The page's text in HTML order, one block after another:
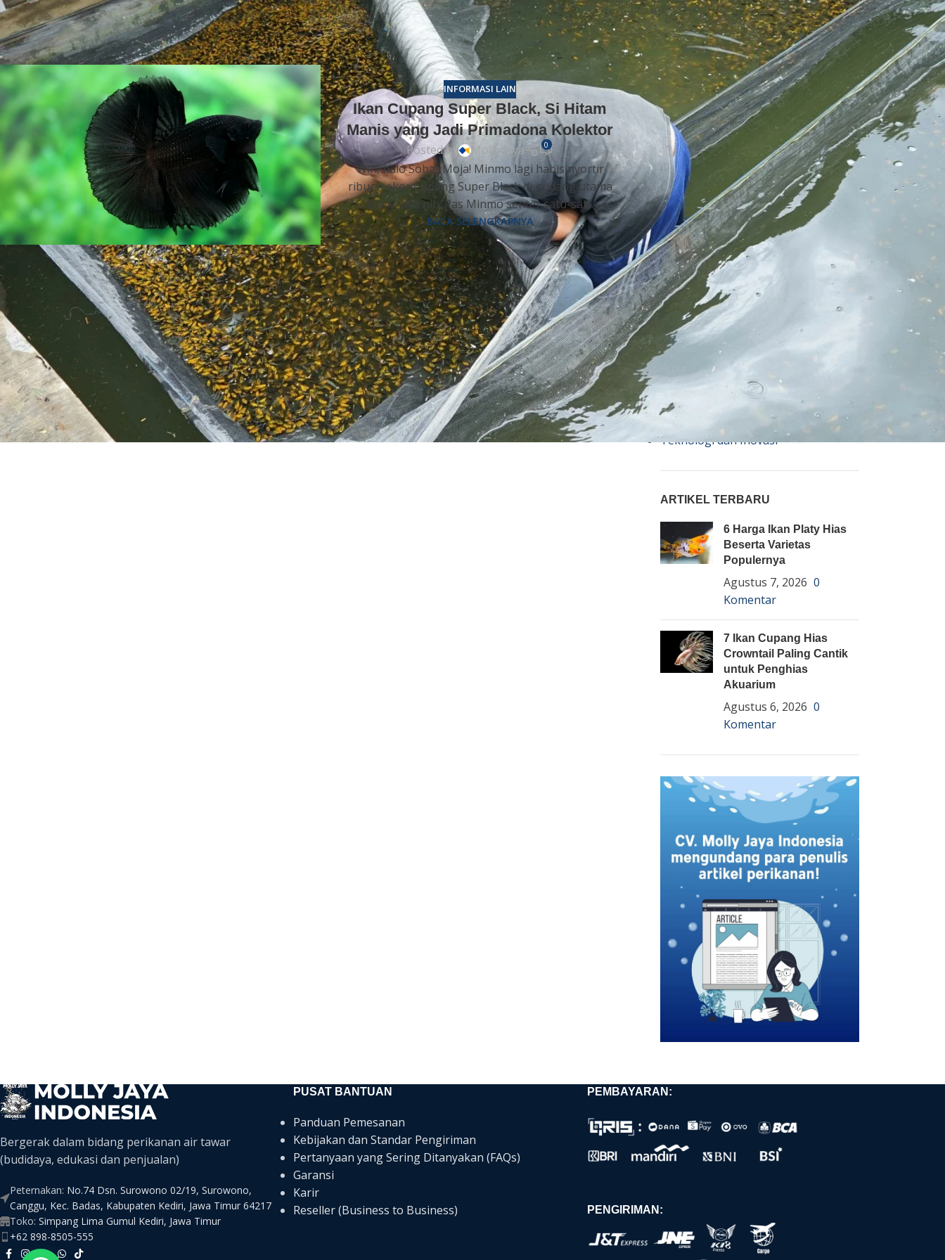
maksimal tanpa cacat sedikit pun saat ikan mengembang penuh. Makhluk aktif ini memperlihatkan mental baja dan
langsung menyerang bayangan lawan tanpa rasa takut. Pola corak atau warna tubuhnya tampak sangat bersih, tegas,
dan tidak memiliki kebocoran warna.
INFORMASI LAIN
Ikan Cupang Super Black, Si Hitam
Manis yang Jadi Primadona Kolektor
Posted by Molly Jaya 0
Wih, halo Sobat Moja! Minmo lagi habis nyortir
ribuan ekor Cupang Super Black di gudang utama
Molly Jaya nih. Pas Minmo senter satu-sat...
BACA SELENGKAPNYA
Molly
Channa
Koi
Koki
Guppy
Platy
Glofish
Danio
Manfish
Discuss
Palmas
Kura-kura
KATEGORI
Berita
Bisnis
Budidaya
Event
Informasi Lain
Pembenihan Ikan
Pembesaran Ikan
Teknologi dan Inovasi
ARTIKEL TERBARU
6 Harga Ikan Platy Hias
Beserta Varietas
Populernya
Agustus 7, 2026 0
Komentar
7 Ikan Cupang Hias
Crowntail Paling Cantik
untuk Penghias
Akuarium
Agustus 6, 2026 0
Komentar
Bergerak dalam bidang perikanan air tawar
(budidaya, edukasi dan penjualan)
Peternakan: No.74 Dsn. Surowono 02/19, Surowono,
Canggu, Kec. Badas, Kabupaten Kediri, Jawa Timur 64217
Toko: Simpang Lima Gumul Kediri, Jawa Timur
+62 898-8505-555
PUSAT BANTUAN
Panduan Pemesanan
Kebijakan dan Standar Pengiriman
Pertanyaan yang Sering Ditanyakan (FAQs)
Garansi
Karir
Reseller (Business to Business)
PEMBAYARAN:
PENGIRIMAN: